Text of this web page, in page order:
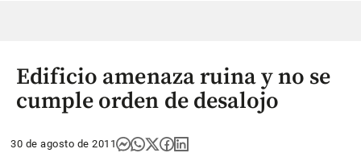
Edificio amenaza ruina y no se
cumple orden de desalojo
30 de agosto de 2011